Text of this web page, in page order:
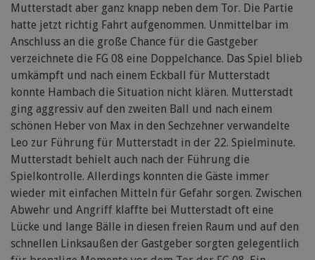
Mutterstadt aber ganz knapp neben dem Tor. Die Partie
hatte jetzt richtig Fahrt aufgenommen. Unmittelbar im
Anschluss an die große Chance für die Gastgeber
verzeichnete die FG 08 eine Doppelchance. Das Spiel blieb
umkämpft und nach einem Eckball für Mutterstadt
konnte Hambach die Situation nicht klären. Mutterstadt
ging aggressiv auf den zweiten Ball und nach einem
schönen Heber von Max in den Sechzehner verwandelte
Leo zur Führung für Mutterstadt in der 22. Spielminute.
Mutterstadt behielt auch nach der Führung die
Spielkontrolle. Allerdings konnten die Gäste immer
wieder mit einfachen Mitteln für Gefahr sorgen. Zwischen
Abwehr und Angriff klaffte bei Mutterstadt oft eine
Lücke und lange Bälle in diesen freien Raum und auf den
schnellen Linksaußen der Gastgeber sorgten gelegentlich